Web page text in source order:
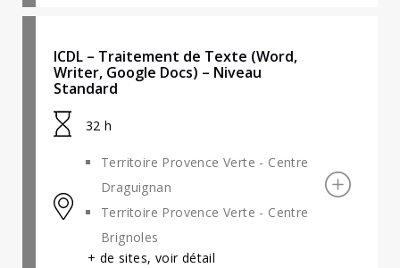
ICDL – Traitement de Texte (Word,
Writer, Google Docs) – Niveau
Standard
32 h
Territoire Provence Verte - Centre
Draguignan
Territoire Provence Verte - Centre
Brignoles
+ de sites, voir détail